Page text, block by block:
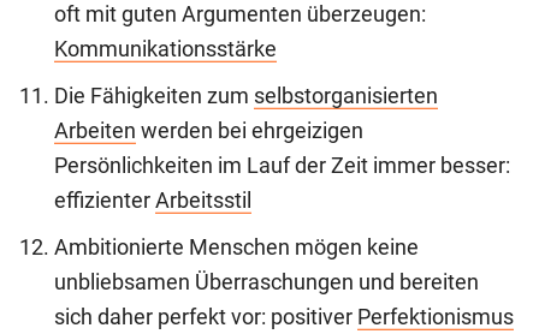
oft mit guten Argumenten überzeugen:
Kommunikationsstärke
Die Fähigkeiten zum selbstorganisierten
Arbeiten werden bei ehrgeizigen
Persönlichkeiten im Lauf der Zeit immer besser:
effizienter Arbeitsstil
Ambitionierte Menschen mögen keine
unbliebsamen Überraschungen und bereiten
sich daher perfekt vor: positiver Perfektionismus